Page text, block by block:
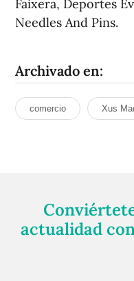
Faixera, Deportes
Needles And Pins.
Archivado en:
comercio Xus
actualidad